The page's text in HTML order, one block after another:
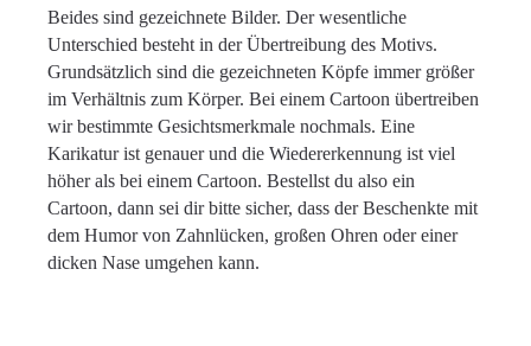
Beides sind gezeichnete Bilder. Der wesentliche
Unterschied besteht in der Übertreibung des Motivs.
Grundsätzlich sind die gezeichneten Köpfe immer größer
im Verhältnis zum Körper. Bei einem Cartoon übertreiben
wir bestimmte Gesichtsmerkmale nochmals. Eine
Karikatur ist genauer und die Wiedererkennung ist viel
höher als bei einem Cartoon. Bestellst du also ein
Cartoon, dann sei dir bitte sicher, dass der Beschenkte mit
dem Humor von Zahnlücken, großen Ohren oder einer
dicken Nase umgehen kann.